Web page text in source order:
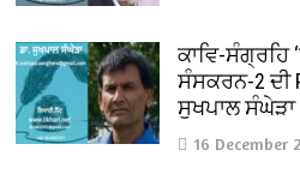
ਕਾਵਿ-ਸੰਗ੍ਰਹਿ
ਸੰਸਕਰਨ-2 ਦੀ
ਸੁਖਪਾਲ ਸੰਘੇੜਾ
16 December